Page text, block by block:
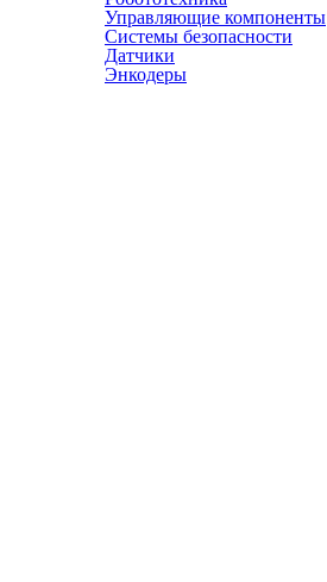
Управляющие компоненты
Системы безопасности
Датчики
Энкодеры